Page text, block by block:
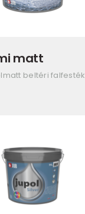
matt
beltéri falfesték